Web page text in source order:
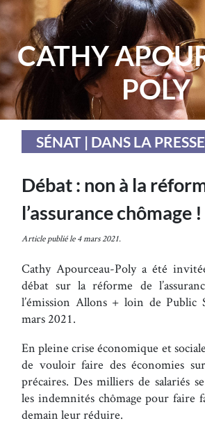
CATHY
POLY
SÉNAT | DANS LA PRESSE
Débat : non à la
l’assurance chômage !
Article publié le 4 mars 2021.
Cathy Apourceau-Poly a été
débat sur la réforme de
l’émission Allons + loin de Public
mars 2021.
En pleine crise économique et
de vouloir faire des économies
précaires. Des milliers de salariés
les indemnités chômage pour faire
demain leur réduire.